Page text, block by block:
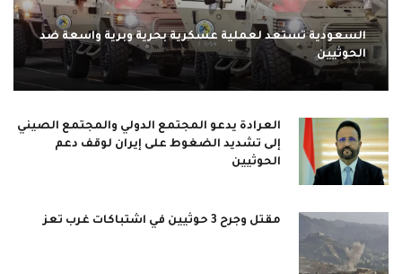
السعودية تستعد لعملية عسكرية بحرية وبرية واسعة ضد
الحوثيين
العرادة يدعو المجتمع الدولي والمجتمع الصيني
إلى تشديد الضغوط على إيران لوقف دعم
الحوثيين
مقتل وجرح 3 حوثيين في اشتباكات غرب تعز